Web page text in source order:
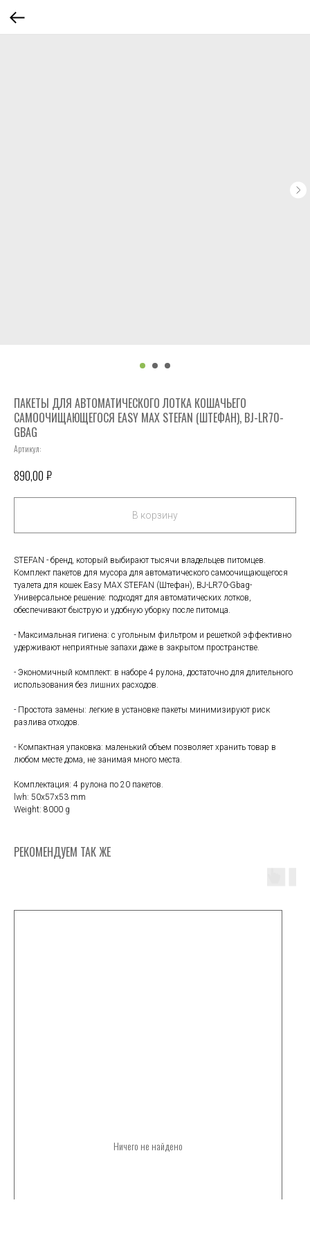
ПАКЕТЫ ДЛЯ АВТОМАТИЧЕСКОГО ЛОТКА КОШАЧЬЕГО
САМООЧИЩАЮЩЕГОСЯ EASY MAX STEFAN (ШТЕФАН), BJ-LR70-
GBAG
Артикул:
890,00 ₽
В корзину
STEFAN - бренд, который выбирают тысячи владельцев питомцев.
Комплект пакетов для мусора для автоматического самоочищающегося
туалета для кошек Easy MAX STEFAN (Штефан), BJ-LR70-Gbag-
Универсальное решение: подходят для автоматических лотков,
обеспечивают быструю и удобную уборку после питомца.
- Максимальная гигиена: с угольным фильтром и решеткой эффективно
удерживают неприятные запахи даже в закрытом пространстве.
- Экономичный комплект: в наборе 4 рулона, достаточно для длительного
использования без лишних расходов.
- Простота замены: легкие в установке пакеты минимизируют риск
разлива отходов.
- Компактная упаковка: маленький объем позволяет хранить товар в
любом месте дома, не занимая много места.
Комплектация: 4 рулона по 20 пакетов.
lwh: 50x57x53 mm
Weight: 8000 g
РЕКОМЕНДУЕМ ТАК ЖЕ
Ничего не найдено